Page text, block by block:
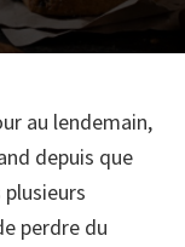
au lendemain,
depuis que
perdre du